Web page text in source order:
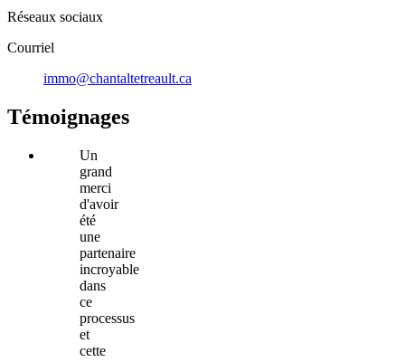
Réseaux sociaux
Courriel
immo@chantaltetreault.ca
Témoignages
Un
grand
merci
d'avoir
été
une
partenaire
incroyable
dans
ce
processus
et
cette